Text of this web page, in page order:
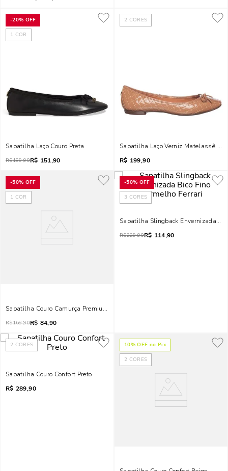
-20% OFF
1 COR
Sapatilha Laço Couro Preta
R$189,90R$ 151,90
2 CORES
Sapatilha Laço Verniz Matelassê
R$ 199,90
-50% OFF
1 COR
Sapatilha Couro Camurça Premium Preto
R$169,90R$ 84,90
-50% OFF
3 CORES
Sapatilha Slingback Envernizada
R$229,90R$ 114,90
2 CORES
Sapatilha Couro Confort Preto
R$ 289,90
10% OFF no Pix
2 CORES